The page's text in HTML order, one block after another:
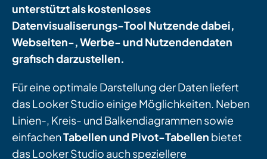
unterstützt als kostenloses
Datenvisualiserungs-Tool Nutzende dabei,
Webseiten-, Werbe- und Nutzendendaten
grafisch darzustellen.
Für eine optimale Darstellung der Daten liefert
das Looker Studio einige Möglichkeiten. Neben
Linien-, Kreis- und Balkendiagrammen sowie
einfachenTabellen und Pivot-Tabellen bietet
das Looker Studio auch speziellere